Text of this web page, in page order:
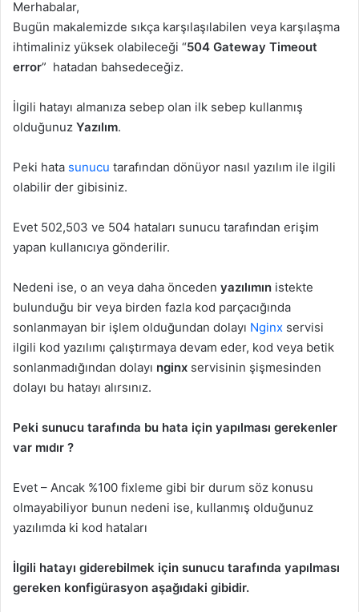
Merhabalar,
Bugün makalemizde sıkça karşılaşılabilen veya karşılaşma
ihtimaliniz yüksek olabileceği “504 Gateway Timeout
error” hatadan bahsedeceğiz.
İlgili hatayı almanıza sebep olan ilk sebep kullanmış
olduğunuz Yazılım.
Peki hata sunucu tarafından dönüyor nasıl yazılım ile ilgili
olabilir der gibisiniz.
Evet 502,503 ve 504 hataları sunucu tarafından erişim
yapan kullanıcıya gönderilir.
Nedeni ise, o an veya daha önceden yazılımın istekte
bulunduğu bir veya birden fazla kod parçacığında
sonlanmayan bir işlem olduğundan dolayı Nginx servisi
ilgili kod yazılımı çalıştırmaya devam eder, kod veya betik
sonlanmadığından dolayı nginx servisinin şişmesinden
dolayı bu hatayı alırsınız.
Peki sunucu tarafında bu hata için yapılması gerekenler
var mıdır ?
Evet – Ancak %100 fixleme gibi bir durum söz konusu
olmayabiliyor bunun nedeni ise, kullanmış olduğunuz
yazılımda ki kod hataları
İlgili hatayı giderebilmek için sunucu tarafında yapılması
gereken konfigürasyon aşağıdaki gibidir.